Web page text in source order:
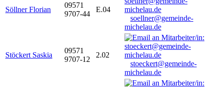
Söllner Florian
09571
9707-44
E.04
soellner@gemeinde-
michelau.de
Stöckert Saskia
09571
9707-12
2.02
stoeckert@gemeinde-
michelau.de